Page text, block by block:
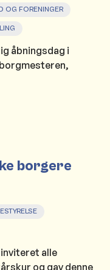
OG FORENINGER
åbningsdag i
borgere
alle
og gav denne